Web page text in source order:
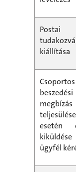
Postai
kiállítása
Csoportos
beszedési
teljesülése
esetén
kiküldése
ügyfél